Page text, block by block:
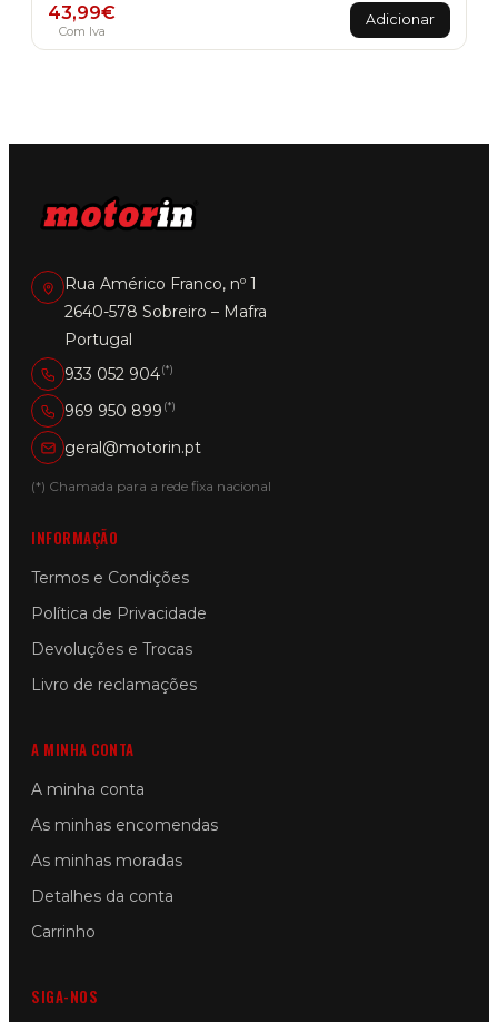
43,99€
Com Iva
Adicionar
Rua Américo Franco, nº 1
2640-578 Sobreiro – Mafra
Portugal
933 052 904(*)
969 950 899 (*)
geral@motorin.pt
(*) Chamada para a rede fixa nacional
INFORMAÇÃO
Termos e Condições
Política de Privacidade
Devoluções e Trocas
Livro de reclamações
A MINHA CONTA
A minha conta
As minhas encomendas
As minhas moradas
Detalhes da conta
Carrinho
SIGA-NOS